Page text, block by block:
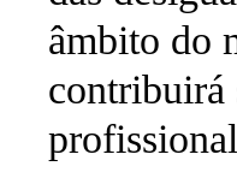
âmbito do
contribuirá